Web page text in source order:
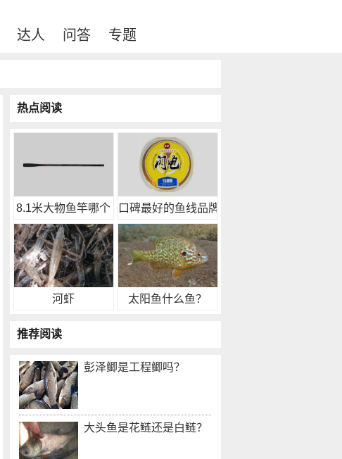
达人 问答 专题
热点阅读
8.1米大物鱼竿哪个 口碑最好的鱼线品牌推
河虾 太阳鱼什么鱼？
推荐阅读
彭泽鲫是工程鲫吗？
大头鱼是花鲢还是白鲢？